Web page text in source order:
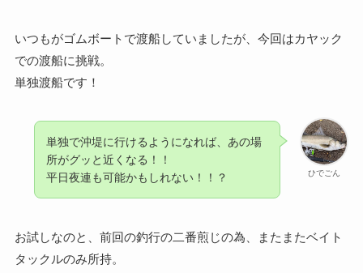
いつもがゴムボートで渡船していましたが、今回はカヤック
での渡船に挑戦。
単独渡船です！
ひでごん
単独で沖堤に行けるようになれば、あの場
所がグッと近くなる！！
平日夜連も可能かもしれない！！？
お試しなのと、前回の釣行の二番煎じの為、またまたベイト
タックルのみ所持。